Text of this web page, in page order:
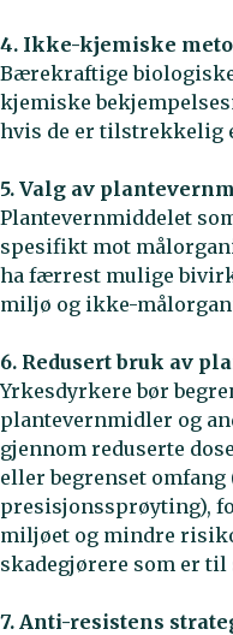
4. Ikke-kjemiske
Bærekraftige
kjemiske
hvis de er tilstrekkelig
5. Valg av
Plantevernmiddelet
spesifikt mot
ha færrest mulige
miljø og ikke-
6. Redusert bruk av
Yrkesdyrkere bør
plantevernmidler og
gjennom reduserte
eller begrenset omfang
presisjonssprøyting),
miljøet og mindre
skadegjørere som er til
7. Anti-resistens